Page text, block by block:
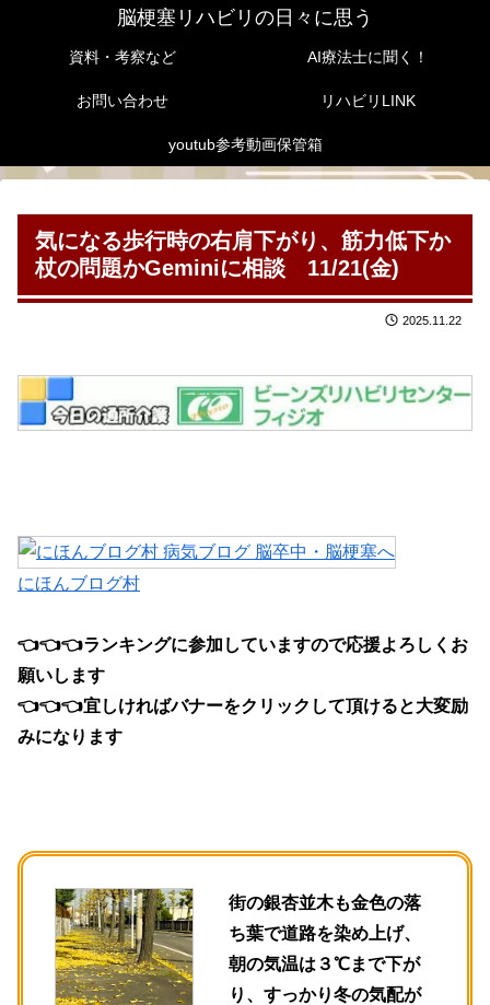
脳梗塞リハビリの日々に思う
資料・考察など AI療法士に聞く！
お問い合わせ リハビリLINK
youtub参考動画保管箱
気になる歩行時の右肩下がり、筋力低下か
杖の問題かGeminiに相談 11/21(金)
2025.11.22
にほんブログ村
👈👈👈ランキングに参加していますので応援よろしくお
願いします
👈👈👈宜しければバナーをクリックして頂けると大変励
みになります
街の銀杏並木も金色の落
ち葉で道路を染め上げ、
朝の気温は３℃まで下が
り、すっかり冬の気配が